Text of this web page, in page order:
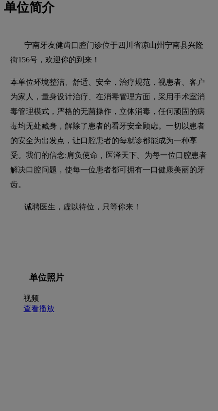
单位简介
宁南牙友健齿口腔门诊位于四川省凉山州宁南县兴隆
街156号，欢迎你的到来！
本单位环境整洁、舒适、安全，治疗规范，视患者、客户
为家人，量身设计治疗、在消毒管理方面，采用手术室消
毒管理模式，严格的无菌操作，立体消毒，任何顽固的病
毒均无处藏身，解除了患者的看牙安全顾虑。一切以患者
的安全为出发点，让口腔患者的每就诊都能成为一种享
受。我们的信念:肩负使命，医泽天下。为每一位口腔患者
解决口腔问题，使每一位患者都可拥有一口健康美丽的牙
齿。
诚聘医生，虚以待位，只等你来！
单位照片
视频
查看播放